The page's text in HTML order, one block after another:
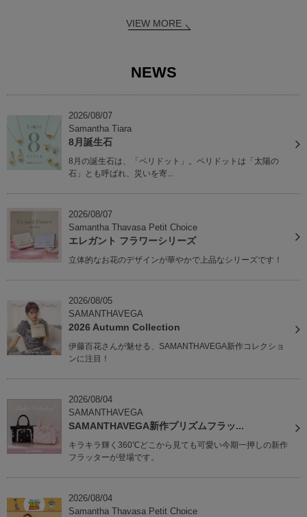
VIEW MORE
NEWS
2026/08/07
Samantha Tiara
8月誕生石
8月の誕生石は、「ペリドット」。ペリドットは「太陽の
石」とも呼ばれ、災いを寄...
2026/08/07
Samantha Thavasa Petit Choice
エレガント フラワーシリーズ
立体的なお花のデザインが華やかで上品なシリーズです！
2026/08/05
SAMANTHAVEGA
2026 Autumn Collection
伊藤百花さんが魅せる、SAMANTHAVEGA新作コレクショ
ンに注目！
2026/08/04
SAMANTHAVEGA
SAMANTHAVEGA新作プリズムフラッ...
キラキラ輝く360℃どこから見ても可愛い今期一押しの新作
フラッターが登場です。
2026/08/04
Samantha Thavasa Petit Choice